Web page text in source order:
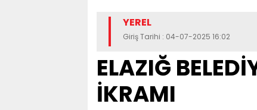
YEREL
Giriş Tarihi : 04-07-2025 16:02
ELAZIĞ
İKRAMI